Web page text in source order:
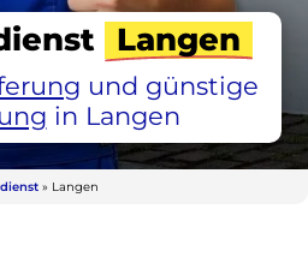
Langen
und günstige
in Langen
» Langen